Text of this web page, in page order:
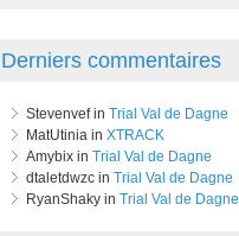
Derniers commentaires
Stevenvef in Trial Val de Dagne
MatUtinia in XTRACK
Amybix in Trial Val de Dagne
dtaletdwzc in Trial Val de Dagne
RyanShaky in Trial Val de Dagne